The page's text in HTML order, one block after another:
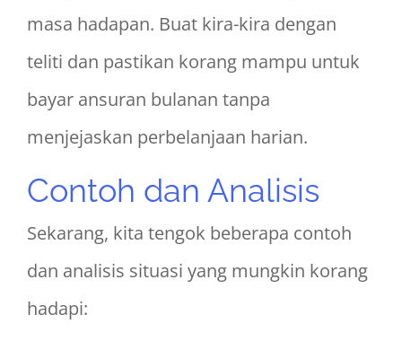
masa hadapan. Buat kira-kira dengan
teliti dan pastikan korang mampu untuk
bayar ansuran bulanan tanpa
menjejaskan perbelanjaan harian.
Contoh dan Analisis
Sekarang, kita tengok beberapa contoh
dan analisis situasi yang mungkin korang
hadapi: